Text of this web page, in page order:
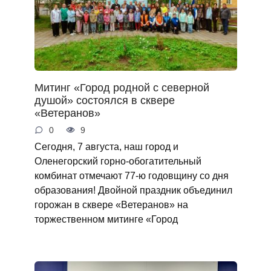
Митинг «Город родной с северной
душой» состоялся в сквере
«Ветеранов»
0 9
Сегодня, 7 августа, наш город и
Оленегорский горно‑обогатительный
комбинат отмечают 77‑ю годовщину со дня
образования! Двойной праздник объединил
горожан в сквере «Ветеранов» на
торжественном митинге «Город